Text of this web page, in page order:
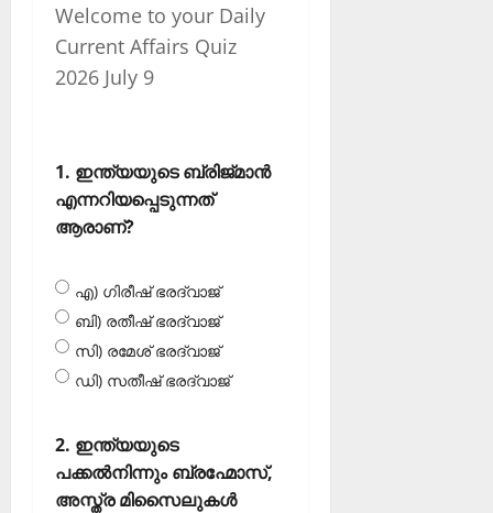
Welcome to your Daily
Current Affairs Quiz
2026 July 9
1. ഇന്ത്യയുടെ ബ്രിജ്മാന്‍
എന്നറിയപ്പെടുന്നത്
ആരാണ്?
എ) ഗിരീഷ് ഭരദ്വാജ്
ബി) രതീഷ് ഭരദ്വാജ്
സി) രമേശ് ഭരദ്വാജ്
ഡി) സതീഷ് ഭരദ്വാജ്‌
2. ഇന്ത്യയുടെ
പക്കല്‍നിന്നും ബ്രഹ്മോസ്,
അസ്ത്ര മിസൈലുകള്‍